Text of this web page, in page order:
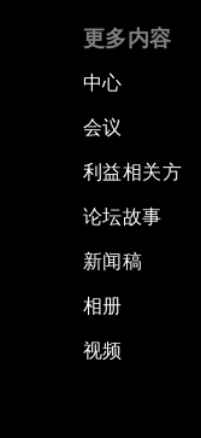
更多内容
中心
会议
利益相关方
论坛故事
新闻稿
相册
视频